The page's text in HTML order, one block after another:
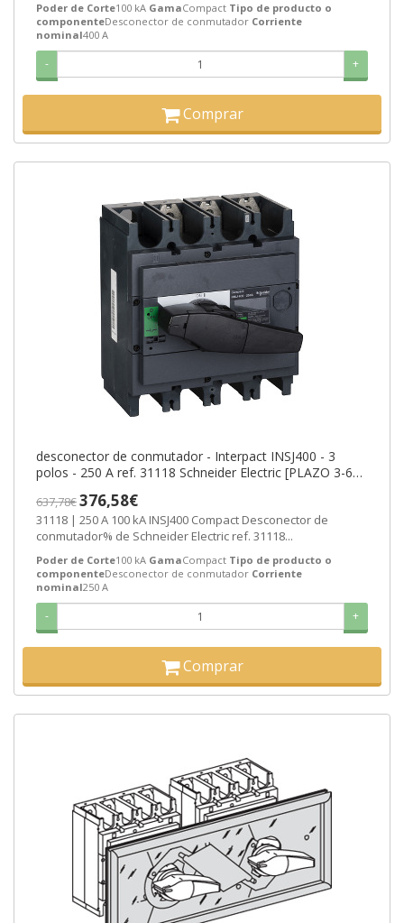
Poder de Corte100 kA GamaCompact Tipo de producto o
componenteDesconector de conmutador Corriente
nominal400 A
- +
Comprar
desconector de conmutador - Interpact INSJ400 - 3
polos - 250 A ref. 31118 Schneider Electric [PLAZO 3-6
637,78€376,58€
31118 | 250 A 100 kA INSJ400 Compact Desconector de
conmutador% de Schneider Electric ref. 31118...
Poder de Corte100 kA GamaCompact Tipo de producto o
componenteDesconector de conmutador Corriente
nominal250 A
- +
Comprar